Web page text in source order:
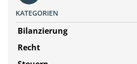
KATEGORIEN
Bilanzierung
Recht